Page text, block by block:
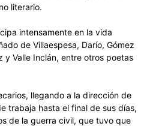
literario.
intensamente en la vida
de Villaespesa, Darío, Gómez
y Valle Inclán, entre otros poetas
llegando a la dirección de
trabaja hasta el final de sus días,
de la guerra civil, que tuvo que